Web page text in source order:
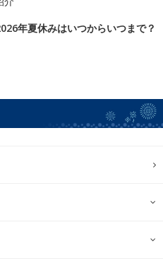
年夏休みはいつからいつまで？